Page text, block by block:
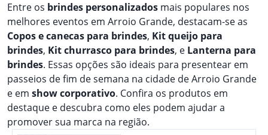
Entre os brindes personalizados mais populares nos
melhores eventos em Arroio Grande, destacam-se as
Copos e canecas para brindes, Kit queijo para
brindes, Kit churrasco para brindes, e Lanterna para
brindes. Essas opções são ideais para presentear em
passeios de fim de semana na cidade de Arroio Grande
e em show corporativo. Confira os produtos em
destaque e descubra como eles podem ajudar a
promover sua marca na região.